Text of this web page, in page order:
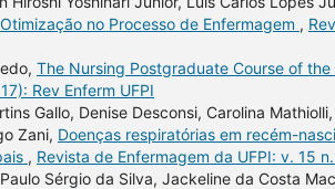
no Processo de Enfermagem ,
The Nursing Postgraduate Course of
Rev Enferm UFPI
Gallo, Denise Desconsi, Carolina
Zani, Doenças respiratórias em recém-
, Revista de Enfermagem da UFPI: v. 15
Sérgio da Silva, Jackeline da Costa